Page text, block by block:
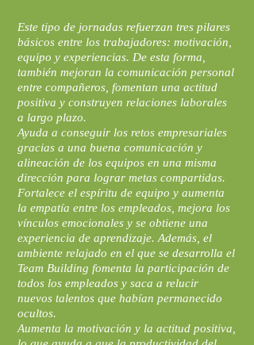
Este tipo de jornadas refuerzan tres pilares
básicos entre los trabajadores: motivación,
equipo y experiencias. De esta forma,
también mejoran la comunicación personal
entre compañeros, fomentan una actitud
positiva y construyen relaciones laborales
a largo plazo.
Ayuda a conseguir los retos empresariales
gracias a una buena comunicación y
alineación de los equipos en una misma
dirección para lograr metas compartidas.
Fortalece el espíritu de equipo y aumenta
la empatía entre los empleados, mejora los
vínculos emocionales y se obtiene una
experiencia de aprendizaje. Además, el
ambiente relajado en el que se desarrolla el
Team Building fomenta la participación de
todos los empleados y saca a relucir
nuevos talentos que habían permanecido
ocultos.
Aumenta la motivación y la actitud positiva,